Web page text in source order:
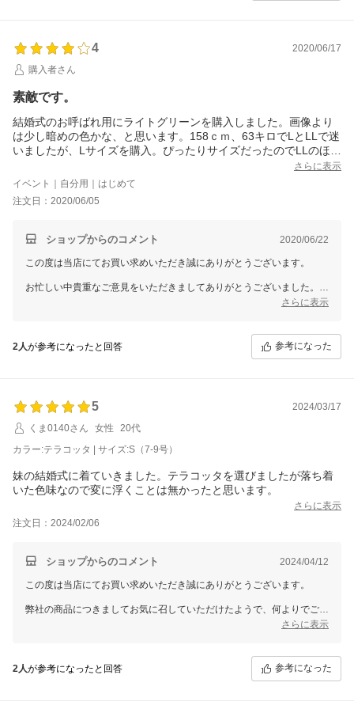
また機会がございましたら、GIRLをどうぞよろしくお願いいたしま
4
2020/06/17
購入者さん
素敵です。
結婚式のお呼ばれ用にライトグリーンを購入しました。画像より
は少し暗めの色かな、と思います。158ｃｍ、63キロでLとLLで迷
いましたが、Lサイズを購入。ぴったりサイズだったのでLLのほう
が余裕があって良いかな？と迷いました（生地に伸縮性はありま
せん。）が、ウェストが綺麗に見えると友人にも褒められたのでL
サイズのままにしました。スカート丈はひざ下くらいでした。付
属のリボンはあってもなくてもかわいく着られました＾＾（ルー
さらに表示
イベント｜自分用｜はじめて
注文日：2020/06/05
ショップからのコメント 2020/06/22
この度は当店にてお買い求めいただき誠にありがとうございます。
お忙しい中貴重なご意見をいただきましてありがとうございました。
また、お届けいたしました商品を気に入って頂けたようで誠にありがと
ドレスショップGIRLでは、これからも少しでもお客様に喜んでもらえ
る商品を提案して参ります。
さらに表示
2人が参考になったと回答 参考になった
5
2024/03/17
くま0140さん
女性
20代
カラー:テラコッタ | サイズ:S（7-9号）
妹の結婚式に着ていきました。テラコッタを選びましたが落ち着
いた色味なので変に浮くことは無かったと思います。
さらに表示
注文日：2024/02/06
ショップからのコメント 2024/04/12
この度は当店にてお買い求めいただき誠にありがとうございます。
弊社の商品につきましてお気に召していただけたようで、何よりでござ
また何かございましたらお声をお聞かせいただきますようお願い致しま
す。
さらに表示
2人が参考になったと回答 参考になった